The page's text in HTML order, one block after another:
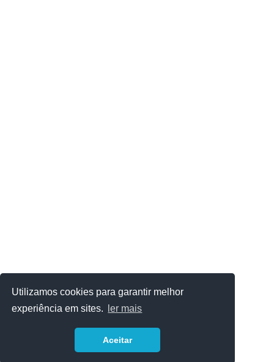
Utilizamos cookies para garantir melhor
experiência em sites.
ler mais
Aceitar